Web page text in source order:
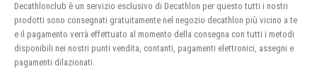
Decathlonclub è un servizio esclusivo di Decathlon per questo tutti i nostri
prodotti sono consegnati gratuitamente nel negozio decathlon più vicino a te
e il pagamento verrà effettuato al momento della consegna con tutti i metodi
disponibili nei nostri punti vendita, contanti, pagamenti elettronici, assegni e
pagamenti dilazionati.